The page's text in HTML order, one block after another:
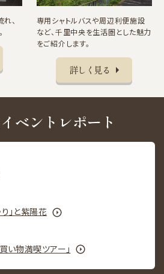
、
専用シャトルバスや周辺利便施設
など、千里中央を生活圏とした魅力
をご紹介します。
詳しく見る
ベントレポート
」と紫陽花
い物満喫ツアー」